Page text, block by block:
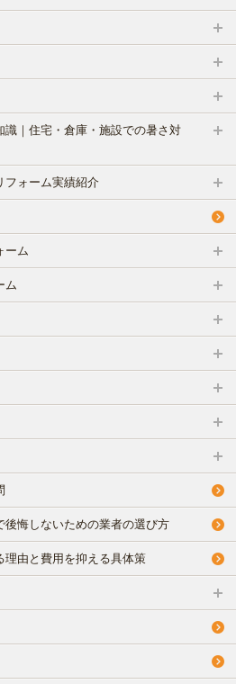
｜住宅・倉庫・施設での暑さ対
フォーム実績紹介
ーム
ム
悔しないための業者の選び方
理由と費用を抑える具体策